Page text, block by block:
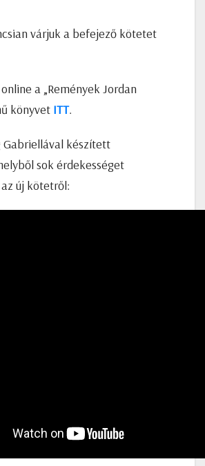
várjuk a befejező kötetet
a „Remények Jordan
könyvet ITT.
Gabriellával készített
sok érdekességet
új kötetről: